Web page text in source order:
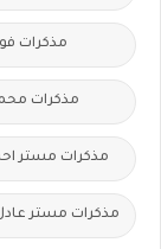
مذكرات
مذكرات
مذكرات مستر
مذكرات مستر